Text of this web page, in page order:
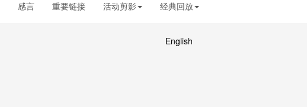
感言 重要链接 活动剪影 经典回放
English